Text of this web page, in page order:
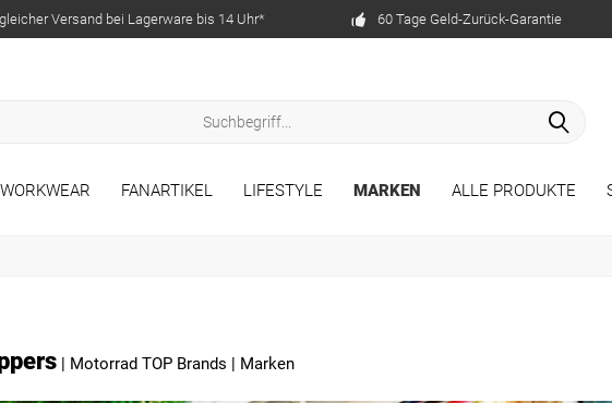
Versand bei Lagerware bis 14 Uhr* 60 Tage Geld-Zurück-Garantie
WORKWEAR FANARTIKEL LIFESTYLE MARKEN ALLE PRODUKTE
| Motorrad TOP Brands | Marken